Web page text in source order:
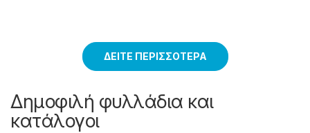
ΔΕΊΤΕ ΠΕΡΙΣΣΌΤΕΡΑ
Δημοφιλή φυλλάδια και
κατάλογοι